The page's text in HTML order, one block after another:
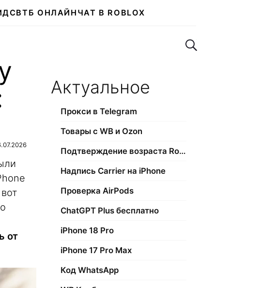
ВТБ ОНЛАЙН ЧАТ В ROBLOX
Поиск по сайту
от
Актуальное
Прокси в Telegram
Товары с WB и Ozon
Подтверждение возраста Roblox
Надпись Carrier на iPhone
Проверка AirPods
ChatGPT Plus бесплатно
iPhone 18 Pro
iPhone 17 Pro Max
Код WhatsApp